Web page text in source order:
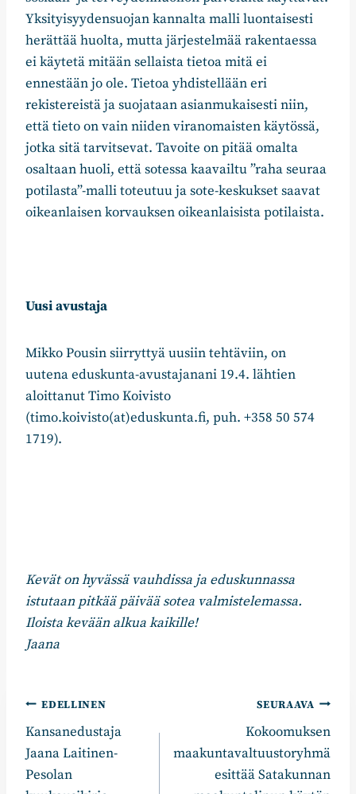
Yksityisyydensuojan kannalta malli luontaisesti
herättää huolta, mutta järjestelmää rakentaessa
ei käytetä mitään sellaista tietoa mitä ei
ennestään jo ole. Tietoa yhdistellään eri
rekistereistä ja suojataan asianmukaisesti niin,
että tieto on vain niiden viranomaisten käytössä,
jotka sitä tarvitsevat. Tavoite on pitää omalta
osaltaan huoli, että sotessa kaavailtu ”raha seuraa
potilasta”-malli toteutuu ja sote-keskukset saavat
oikeanlaisen korvauksen oikeanlaisista potilaista.
Uusi avustaja
Mikko Pousin siirryttyä uusiin tehtäviin, on
uutena eduskunta-avustajanani 19.4. lähtien
aloittanut Timo Koivisto
(timo.koivisto(at)eduskunta.fi, puh. +358 50 574
1719).
Kevät on hyvässä vauhdissa ja eduskunnassa
istutaan pitkää päivää sotea valmistelemassa.
Iloista kevään alkua kaikille!
Jaana
Artikkelien
selaus
EDELLINEN
Kansanedustaja
Jaana Laitinen-
Pesolan
SEURAAVA
Kokoomuksen
maakuntavaltuustoryhmä
esittää Satakunnan